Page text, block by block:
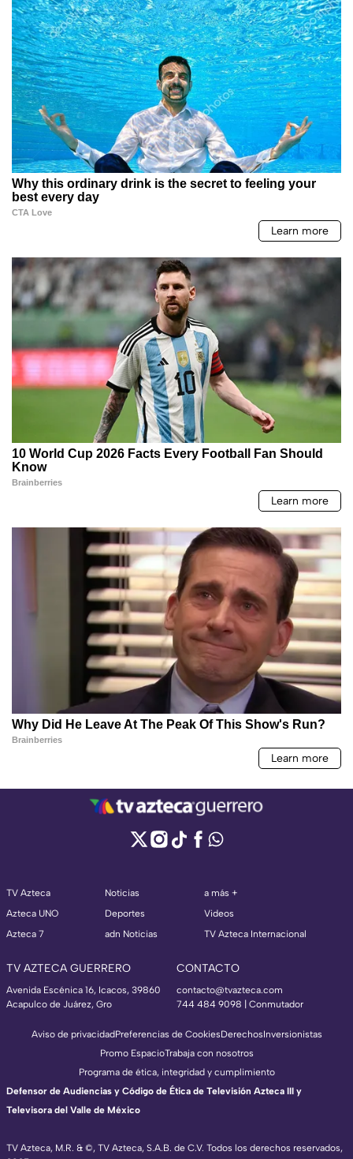
TV Azteca
Azteca UNO
Azteca 7
Noticias
Deportes
adn Noticias
a más +
Videos
TV Azteca Internacional
TV AZTECA GUERRERO
Avenida Escénica 16, Icacos, 39860
Acapulco de Juárez, Gro
CONTACTO
contacto@tvazteca.com
744 484 9098 | Conmutador
TV Azteca, M.R. & ©, TV Azteca, S.A.B. de C.V. Todos los derechos reservados,
Aviso de privacidadPreferencias de CookiesDerechosInversionistas
Promo EspacioTrabaja con nosotros
Programa de ética, integridad y cumplimiento
Defensor de Audiencias y Código de Ética de Televisión Azteca III y
Televisora del Valle de México